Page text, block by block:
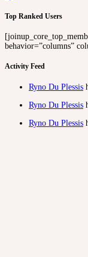
Top Ranked Users
behavior=”columns”
Activity Feed
Ryno Du Plessis
Ryno Du Plessis
Ryno Du Plessis